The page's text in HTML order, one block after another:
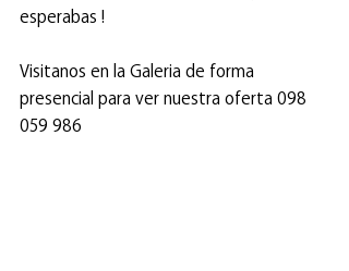
esperabas !
Visitanos en la Galeria de forma
presencial para ver nuestra oferta 098
059 986